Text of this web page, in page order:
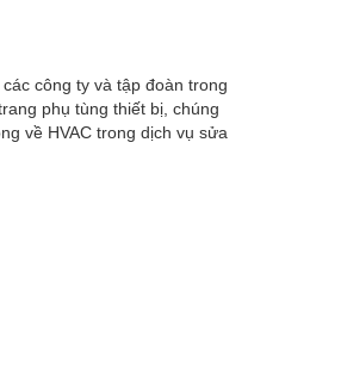
công ty và tập đoàn trong
phụ tùng thiết bị, chúng
về HVAC trong dịch vụ sửa